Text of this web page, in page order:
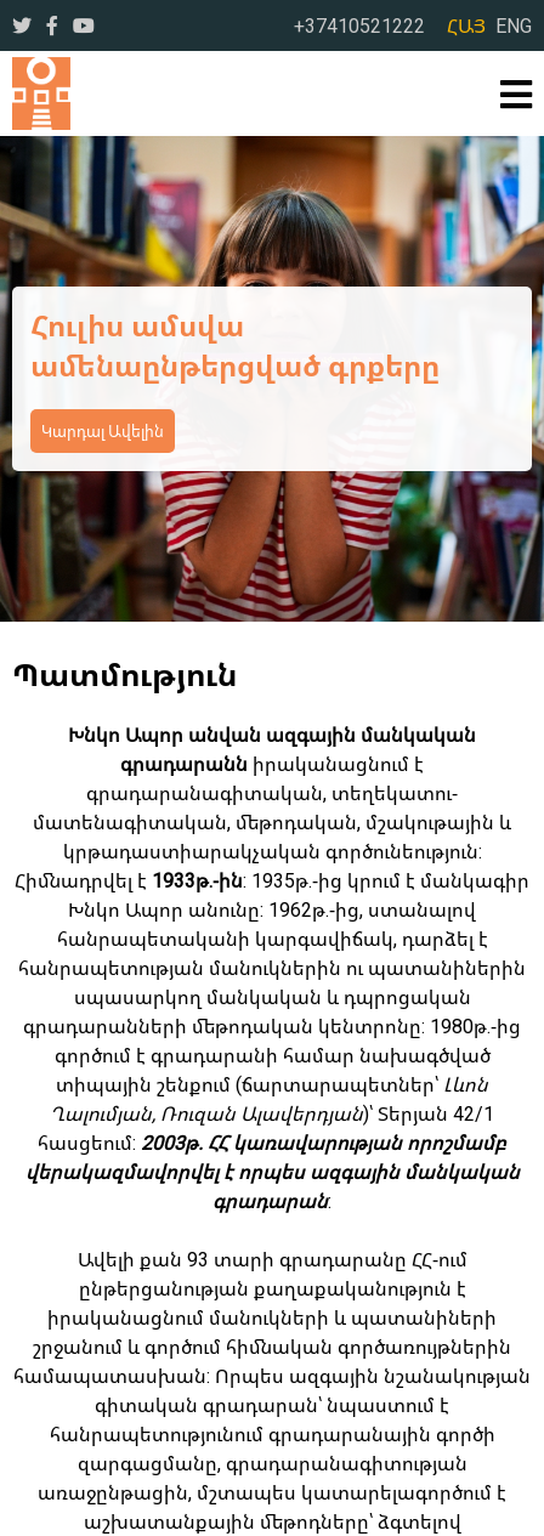
+37410521222 ՀԱՅ ENG
Ամառային օրեր՝ լի
ընթերցանությամբ ու
բացահայտումներով
Կարդալ Ավելին
Պատմություն
Խնկո Ապոր անվան ազգային մանկական
գրադարանն իրականացնում է
գրադարանագիտական, տեղեկատու-
մատենագիտական, մեթոդական, մշակութային և
կրթադաստիարակչական գործունեություն:
Հիմնադրվել է 1933թ.-ին: 1935թ.-ից կրում է մանկագիր
Խնկո Ապոր անունը: 1962թ.-ից, ստանալով
հանրապետականի կարգավիճակ, դարձել է
հանրապետության մանուկներին ու պատանիներին
սպասարկող մանկական և դպրոցական
գրադարանների մեթոդական կենտրոնը: 1980թ.-ից
գործում է գրադարանի համար նախագծված
տիպային շենքում (ճարտարապետներ՝ Լևոն
Ղալումյան, Ռուզան Ալավերդյան)՝ Տերյան 42/1
հասցեում: 2003թ. ՀՀ կառավարության որոշմամբ
վերակազմավորվել է որպես ազգային մանկական
գրադարան:
Ավելի քան 93 տարի գրադարանը ՀՀ-ում
ընթերցանության քաղաքականություն է
իրականացնում մանուկների և պատանիների
շրջանում և գործում հիմնական գործառույթներին
համապատասխան: Որպես ազգային նշանակության
գիտական գրադարան՝ նպաստում է
հանրապետությունում գրադարանային գործի
զարգացմանը, գրադարանագիտության
առաջընթացին, մշտապես կատարելագործում է
աշխատանքային մեթոդները՝ ձգտելով